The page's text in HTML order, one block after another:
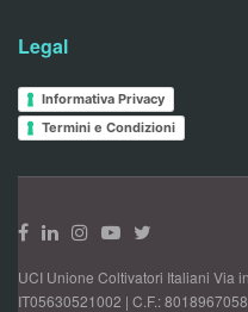
Legal
Informativa Privacy
Termini e Condizioni
UCI Unione Coltivatori Italiani Via
IT05630521002 | C.F.: